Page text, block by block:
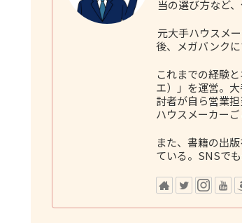
当の選び方など
元大手ハウスメ
後、メガバンク
これまでの経験
エ）」を運営。
討者が自ら営業
ハウスメーカー
また、書籍の出
ている。SNSで